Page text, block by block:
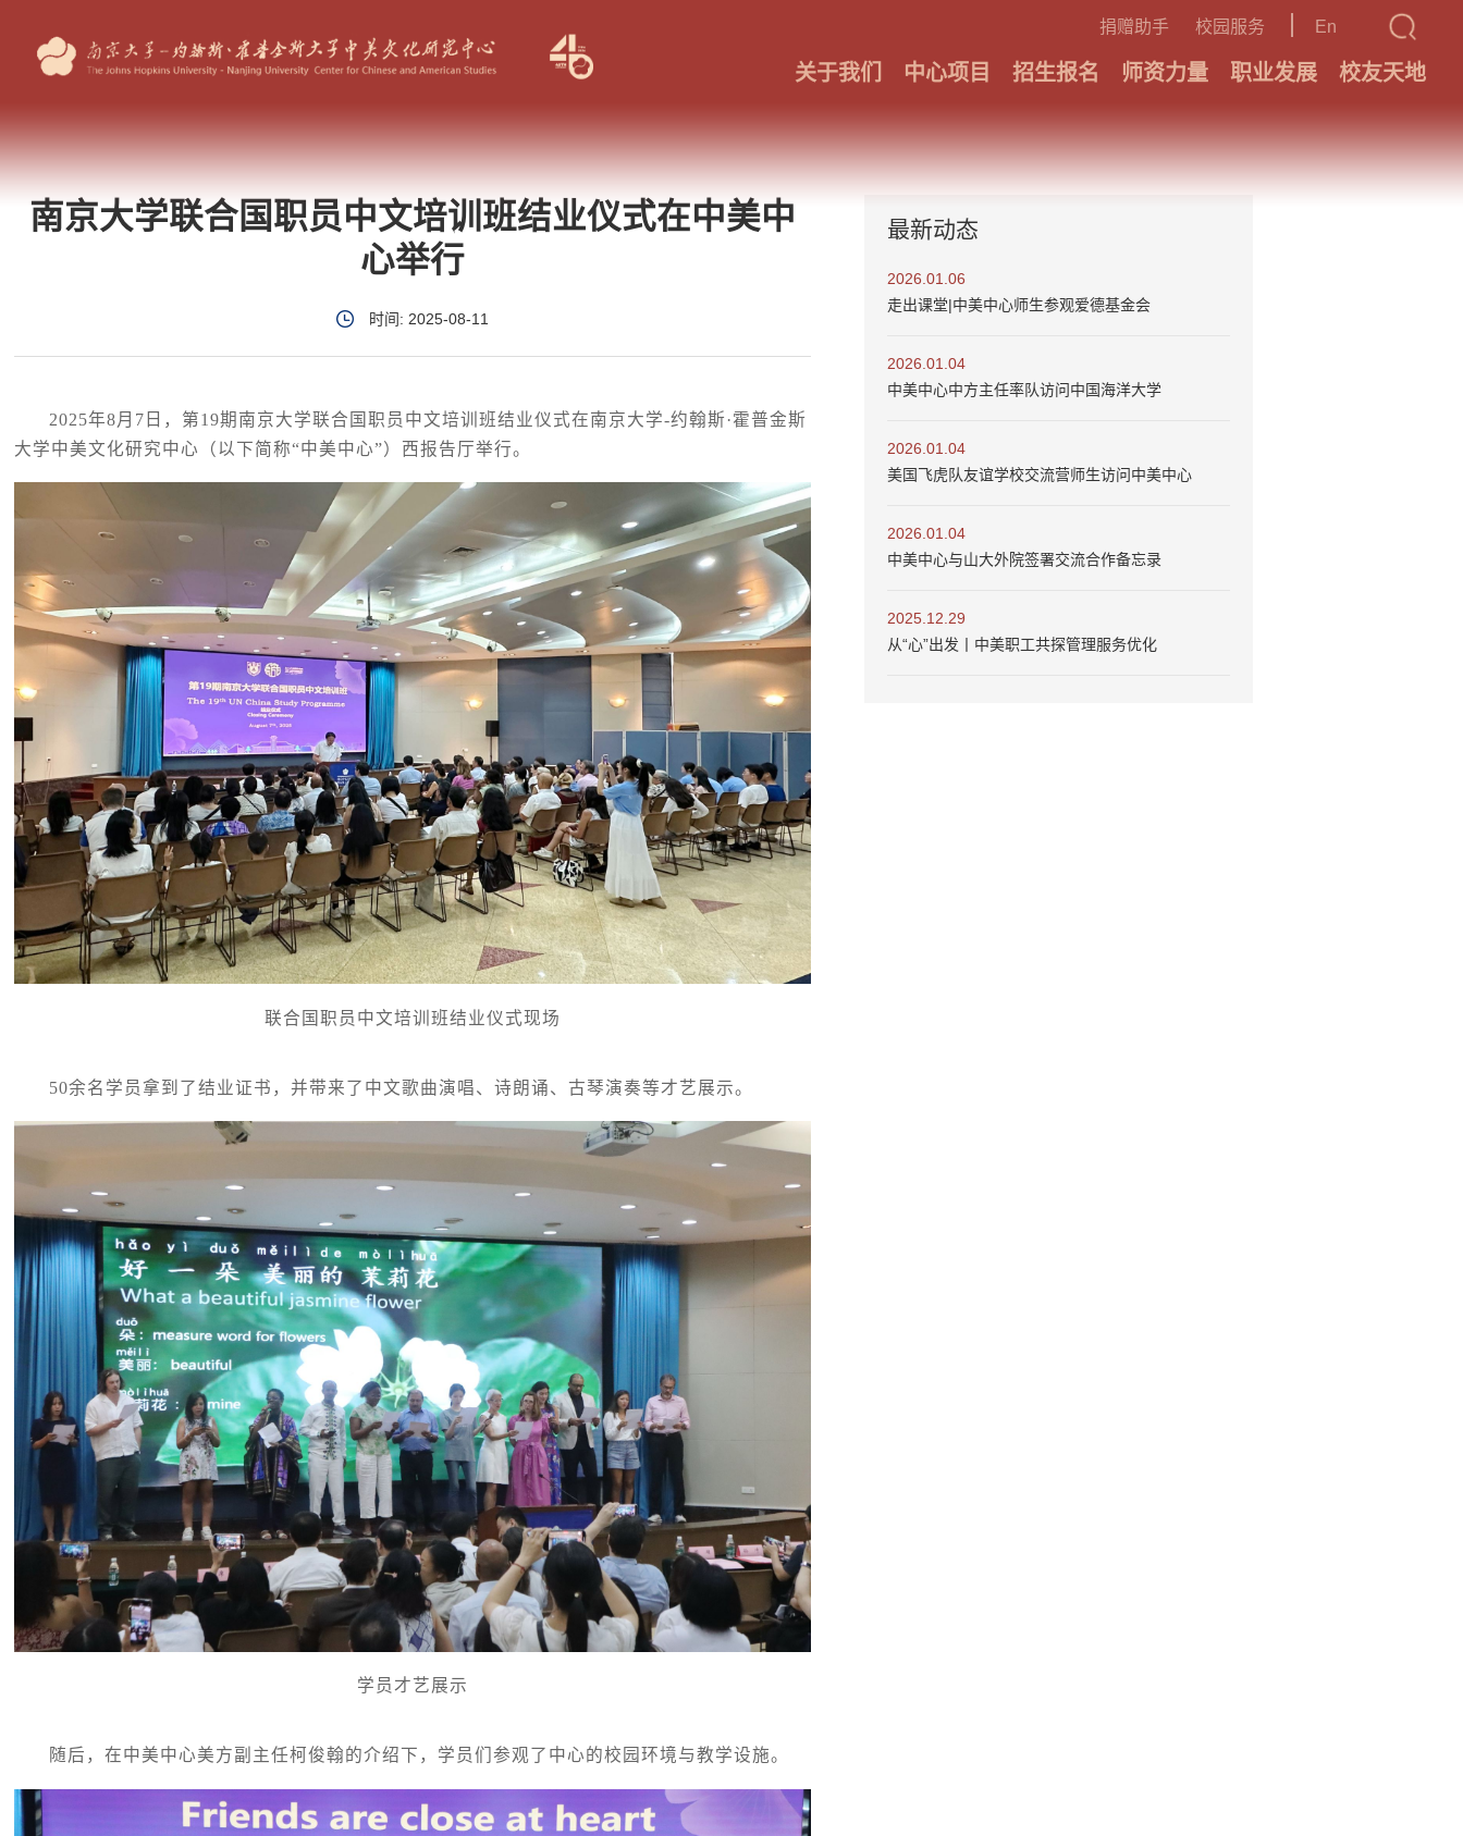
捐赠助手 校园服务 En
关于我们 中心项目 招生报名 师资力量 职业发展 校友天地
南京大学联合国职员中文培训班结业仪式在中美中
心举行
时间: 2025-08-11
2025年8月7日，第19期南京大学联合国职员中文培训班结业仪式在南京大学-约翰斯·霍普金斯
大学中美文化研究中心（以下简称“中美中心”）西报告厅举行。
联合国职员中文培训班结业仪式现场
50余名学员拿到了结业证书，并带来了中文歌曲演唱、诗朗诵、古琴演奏等才艺展示。
学员才艺展示
随后，在中美中心美方副主任柯俊翰的介绍下，学员们参观了中心的校园环境与教学设施。
最新动态
2026.01.06
走出课堂|中美中心师生参观爱德基金会
2026.01.04
中美中心中方主任率队访问中国海洋大学
2026.01.04
美国飞虎队友谊学校交流营师生访问中美中心
2026.01.04
中美中心与山大外院签署交流合作备忘录
2025.12.29
从“心”出发丨中美职工共探管理服务优化